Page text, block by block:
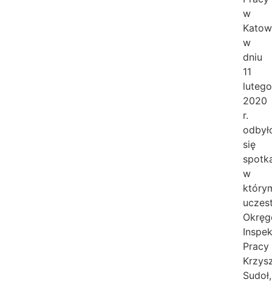
w
w
dniu
11
lutego
2020
r.
się
w
Pracy
Sudoł,